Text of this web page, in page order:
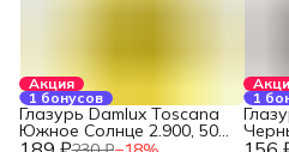
Акция
1 бонусов
Глазурь Damlux Toscana
Южное Солнце 2.900, 50
мл
1
50 мл